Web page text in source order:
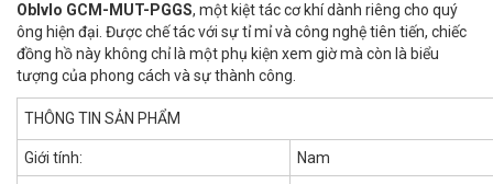
Oblvlo GCM-MUT-PGGS, một kiệt tác cơ khí dành riêng cho quý
ông hiện đại. Được chế tác với sự tỉ mỉ và công nghệ tiên tiến, chiếc
đồng hồ này không chỉ là một phụ kiện xem giờ mà còn là biểu
tượng của phong cách và sự thành công.
THÔNG TIN SẢN PHẨM
Giới tính: Nam